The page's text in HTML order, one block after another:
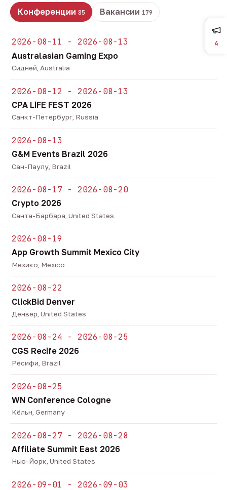
Конференции 85 Вакансии 179
2026-08-11 - 2026-08-13
Australasian Gaming Expo
Сидней, Australia
2026-08-12 - 2026-08-13
CPA LiFE FEST 2026
Санкт-Петербург, Russia
2026-08-13
G&M Events Brazil 2026
Сан-Паулу, Brazil
2026-08-17 - 2026-08-20
Crypto 2026
Санта-Барбара, United States
2026-08-19
App Growth Summit Mexico City
Мехико, Mexico
2026-08-22
ClickBid Denver
Денвер, United States
2026-08-24 - 2026-08-25
CGS Recife 2026
Ресифи, Brazil
2026-08-25
WN Conference Cologne
Кёльн, Germany
2026-08-27 - 2026-08-28
Affiliate Summit East 2026
Нью-Йорк, United States
2026-09-01 - 2026-09-03
4